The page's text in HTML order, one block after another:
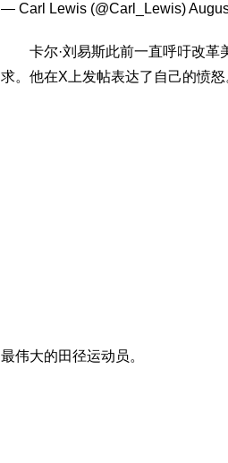
— Carl Lewis (@Carl_Lewis)
卡尔·刘易斯此前一直呼吁改革
求。他在X上发帖表达了自己的愤怒
最伟大的田径运动员。